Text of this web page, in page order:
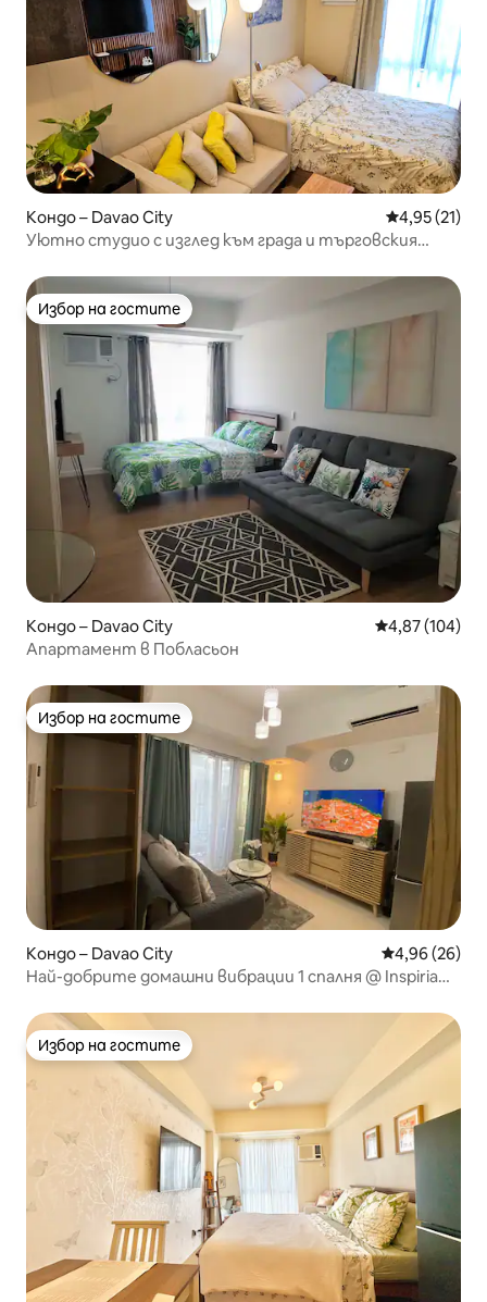
Кондо – Davao City Средна
4,95 (21)
Уютно студио с изглед към града и търговския
Избор на гостите
Избор на гостите
Кондо – Davao City Средна
4,87 (104)
Апартамент в Побласьон
Избор на гостите
Избор на гостите
Кондо – Davao City Средна
4,96 (26)
Най-добрите домашни вибрации 1 спалня @ Inspiria
Избор на гостите
Избор на гостите